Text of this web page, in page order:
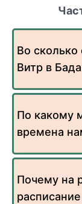
Во
Витр в
По какому
времена
Почему на